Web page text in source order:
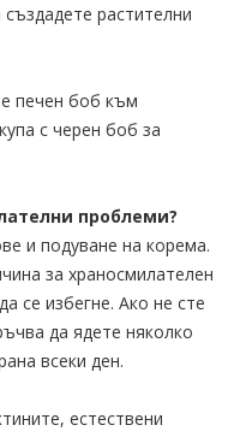
растителни
печен боб към
с черен боб за
проблеми?
и подуване на корема.
за храносмилателен
се избегне. Ако не сте
да ядете няколко
всеки ден.
естествени